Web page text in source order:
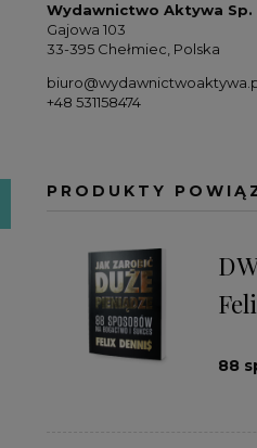
Wydawnictwo Aktywa Sp.
Gajowa 103
33-395 Chełmiec, Polska
+48 531158474
PRODUKTY
88